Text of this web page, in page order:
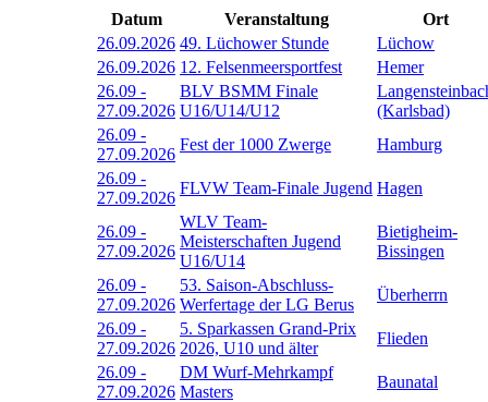
Datum Veranstaltung
Ort
26.09.2026 49. Lüchower Stunde
Lüchow
26.09.2026 12. Felsenmeersportfest
Hemer
26.09 -
27.09.2026
BLV BSMM Finale
U16/U14/U12
(Karlsbad)
26.09 -
27.09.2026
Fest der 1000 Zwerge
Hamburg
26.09 -
27.09.2026
FLVW Team-Finale Jugend Hagen
26.09 -
27.09.2026
WLV Team-
Meisterschaften Jugend
U16/U14
Bietigheim-
Bissingen
26.09 -
27.09.2026
53. Saison-Abschluss-
Werfertage der LG Berus
Überherrn
26.09 -
27.09.2026
5. Sparkassen Grand-Prix
2026, U10 und älter
Flieden
26.09 -
27.09.2026
DM Wurf-Mehrkampf
Masters
Baunatal